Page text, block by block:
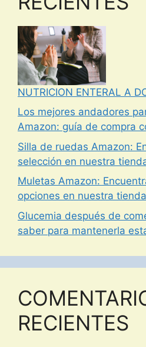
NUTRICION ENTERAL A
Los mejores andadores
Amazon: guía de compra
Silla de ruedas Amazon:
selección en nuestra
Muletas Amazon:
opciones en nuestra
Glucemia después de
saber para mantenerla
RECIENTES